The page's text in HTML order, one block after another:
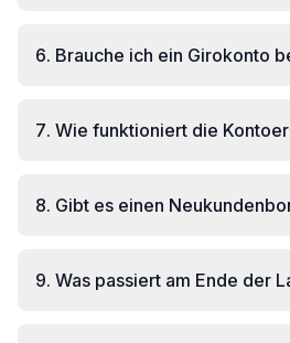
6. Brauche ich ein Girokonto
7. Wie funktioniert die
8. Gibt es einen
9. Was passiert am Ende der